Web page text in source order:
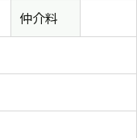
仲介料